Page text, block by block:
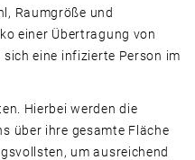
Raumgröße und
einer Übertragung von
sich eine infizierte Person im
Hierbei werden die
über ihre gesamte Fläche
um ausreichend